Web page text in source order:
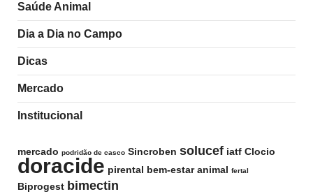
Saúde Animal
Dia a Dia no Campo
Dicas
Mercado
Institucional
mercado podridão de casco Sincroben solucef iatf Clocio
doracide pirental bem-estar animal fertal
Biprogest bimectin